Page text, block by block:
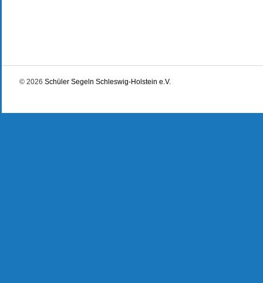
© 2026 Schüler Segeln Schleswig-Holstein e.V.